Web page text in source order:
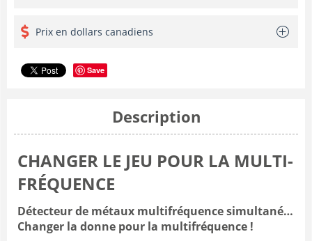
Prix en dollars canadiens
Save
Description
CHANGER LE JEU POUR LA MULTI-
FRÉQUENCE
Détecteur de métaux multifréquence simultané…
Changer la donne pour la multifréquence !